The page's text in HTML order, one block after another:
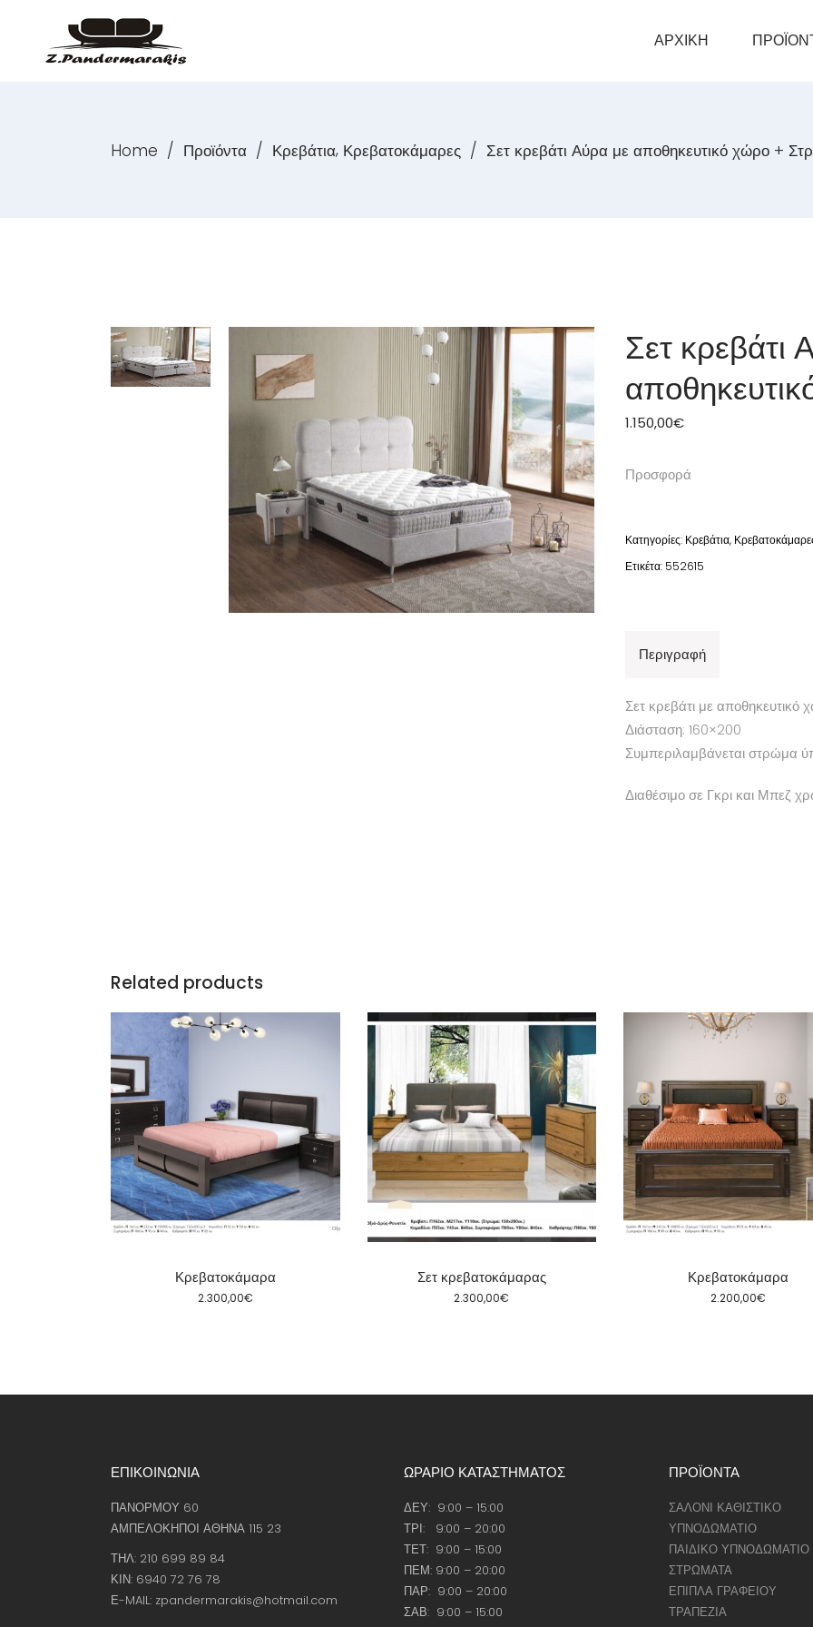
ΑΡΧΙΚΗ
Home / Προϊόντα / Κρεβάτια, Κρεβατοκάμαρες / Σετ κρεβάτι Αύρα με αποθηκευτικό χώρο +
Σετ κρεβάτι
1.150,00€
Προσφορά
Κατηγορίες: Κρεβάτια,
Ετικέτα: 552615
Περιγραφή
Σετ κρεβάτι με αποθηκευτικό
Διάσταση: 160×200
Συμπεριλαμβάνεται στρώμα
Διαθέσιμο σε Γκρι και Μπεζ
Related products
Κρεβατοκάμαρα
2.300,00€
Σετ κρεβατοκάμαρας
2.300,00€
Κρεβατοκάμαρα
2.200,00€
ΕΠΙΚΟΙΝΩΝΙΑ
ΠΑΝΟΡΜΟΥ 60
ΑΜΠΕΛΟΚΗΠΟΙ ΑΘΗΝΑ 115 23
ΤΗΛ: 210 699 89 84
ΚΙΝ: 6940 72 76 78
Ε-MAIL: zpandermarakis@hotmail.com
ΩΡΑΡΙΟ ΚΑΤΑΣΤΗΜΑΤΟΣ
ΔΕΥ: 9:00 – 15:00
ΤΡΙ: 9:00 – 20:00
ΤΕΤ: 9:00 – 15:00
ΠΕΜ: 9:00 – 20:00
ΠΑΡ: 9:00 – 20:00
ΣΑΒ: 9:00 – 15:00
ΠΡΟΪΟΝΤΑ
ΣΑΛΟΝΙ ΚΑΘΙΣΤΙΚΟ
ΥΠΝΟΔΩΜΑΤΙΟ
ΠΑΙΔΙΚΟ ΥΠΝΟΔΩΜΑΤΙΟ
ΣΤΡΩΜΑΤΑ
ΕΠΙΠΛΑ ΓΡΑΦΕΙΟΥ
ΤΡΑΠΕΖΙΑ